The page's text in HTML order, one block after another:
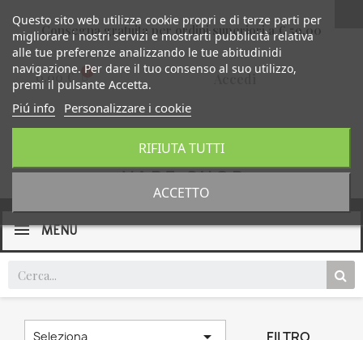
Consegna gratuita per ordini superiori a € 59,00
0,00 €
MENU
Seleziona
Questo sito web utilizza cookie propri e di terze parti per
migliorare i nostri servizi e mostrarti pubblicità relativa
alle tue preferenze analizzando le tue abitudinidi
navigazione. Per dare il tuo consenso al suo utilizzo,
premi il pulsante Accetta.
Piú info Personalizzare i cookie
RIFIUTA TUTTI
ACCETTO